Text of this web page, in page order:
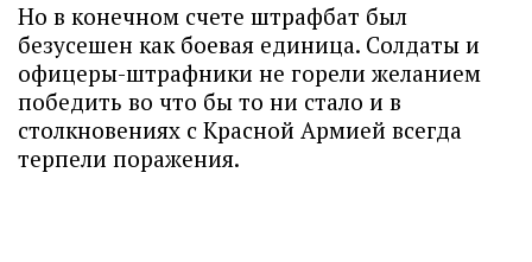
Но в конечном счете штрафбат был
безусешен как боевая единица. Солдаты и
офицеры-штрафники не горели желанием
победить во что бы то ни стало и в
столкновениях с Красной Армией всегда
терпели поражения.